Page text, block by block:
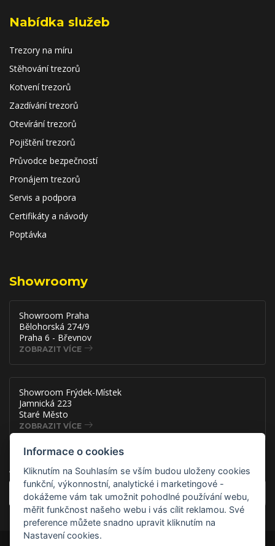
Nabídka služeb
Trezory na míru
Stěhování trezorů
Kotvení trezorů
Zazdívání trezorů
Otevírání trezorů
Pojištění trezorů
Průvodce bezpečností
Pronájem trezorů
Servis a podpora
Certifikáty a návody
Poptávka
Showroomy
Showroom Praha
Bělohorská 274/9
Praha 6 - Břevnov
ZOBRAZIT VÍCE
Showroom Frýdek-Místek
Jamnická 223
Staré Město
ZOBRAZIT VÍCE
Akce, slevy a novinky přímo na
OK
Informace o cookies
Kliknutím na Souhlasím se vším budou uloženy cookies
funkční, výkonnostní, analytické i marketingové -
dokážeme vám tak umožnit pohodlné používání webu,
měřit funkčnost našeho webu i vás cílit reklamou. Své
preference můžete snadno upravit kliknutím na
Nastavení cookies.